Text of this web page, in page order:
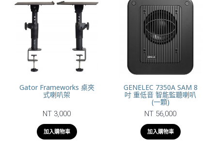
Gator Frameworks 桌夾
式喇叭架
NT 3,000
加入購物車
GENELEC 7350A SAM 8
吋 重低音 智能監聽喇叭
(一顆)
NT 56,000
加入購物車